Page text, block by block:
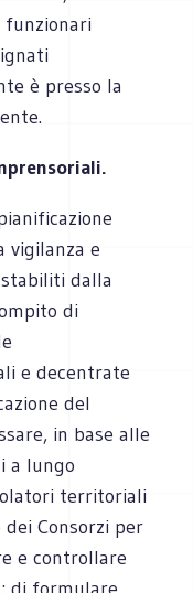
funzionari
è presso la
vigilanza e
dalla
di
e decentrate
del
in base alle
a lungo
territoriali
Consorzi per
e controllare